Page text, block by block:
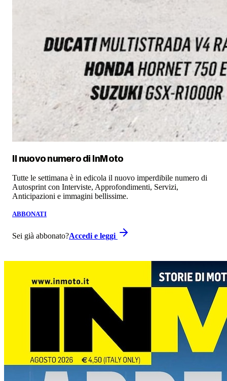
Il nuovo numero di InMoto
Tutte le settimana è in edicola il nuovo imperdibile numero di
Autosprint con Interviste, Approfondimenti, Servizi,
Anticipazioni e immagini bellissime.
ABBONATI
Sei già abbonato?Accedi e leggi